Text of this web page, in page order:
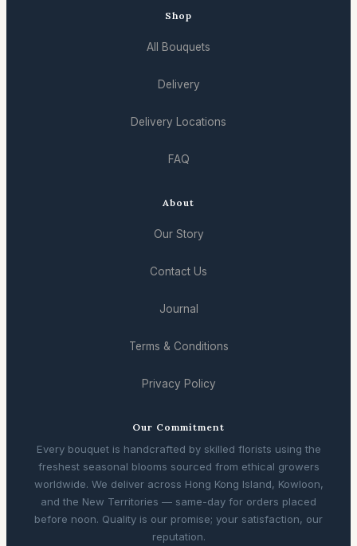
Shop
All Bouquets
Delivery
Delivery Locations
FAQ
About
Our Story
Contact Us
Journal
Terms & Conditions
Privacy Policy
Our Commitment
Every bouquet is handcrafted by skilled florists using the
freshest seasonal blooms sourced from ethical growers
worldwide. We deliver across Hong Kong Island, Kowloon,
and the New Territories — same-day for orders placed
before noon. Quality is our promise; your satisfaction, our
reputation.